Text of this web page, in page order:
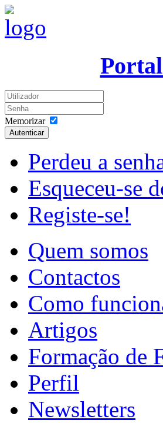
Memorizar
Autenticar
Perdeu a
Esqueceu-se
Registe-se!
Quem somos
Contactos
Como
Artigos
Formação de
Perfil
Newsletters